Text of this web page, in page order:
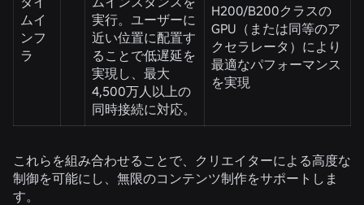
ムイ
ンフ
ラ
実行。ユーザーに
近い位置に配置す
ることで低遅延を
実現し、最大
4,500万人以上の
同時接続に対応。
H200/B200クラスの
GPU（または同等のア
クセラレータ）により
最適なパフォーマンス
を実現
これらを組み合わせることで、クリエイターによる高度な
制御を可能にし、無限のコンテンツ制作をサポートしま
す。